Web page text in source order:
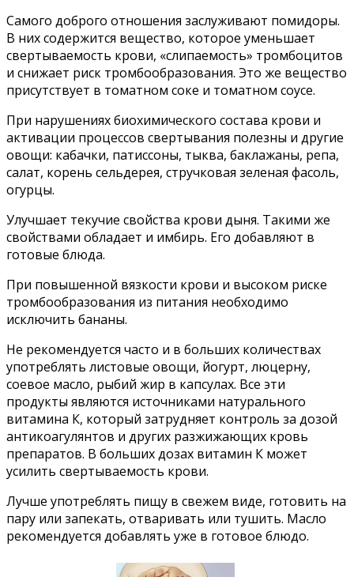
Самого доброго отношения за­служивают помидоры.
В них содер­жится вещество, которое уменьшает
свертываемость крови, «слипаемость» тромбоцитов
и снижает риск тромбообразования. Это же вещес­тво
присутствует в томатном соке и томатном соусе.
При нарушениях биохимического состава крови и
активации процес­сов свертывания полезны и другие
овощи: кабачки, патиссоны, тыква, баклажаны, репа,
салат, корень сель­дерея, стручковая зеленая фасоль,
огурцы.
Улучшает текучие свойства крови дыня. Такими же
свойствами обладает и имбирь. Его добавляют в
готовые блюда.
При повышенной вязкости крови и высоком риске
тромбообразования из питания необходимо
исключить бананы.
Не рекомендуется часто и в больших количествах
употреблять листовые овощи, йогурт, люцерну,
соевое масло, рыбий жир в капсу­лах. Все эти
продукты являются источниками натурального
витами­на К, который затрудняет контроль за дозой
антикоагулянтов и других разжижающих кровь
препаратов. В больших дозах витамин К может
усилить свертываемость крови.
Лучше употреблять пищу в све­жем виде, готовить на
пару или запекать, отваривать или тушить. Масло
рекомендуется добавлять уже в готовое блюдо.